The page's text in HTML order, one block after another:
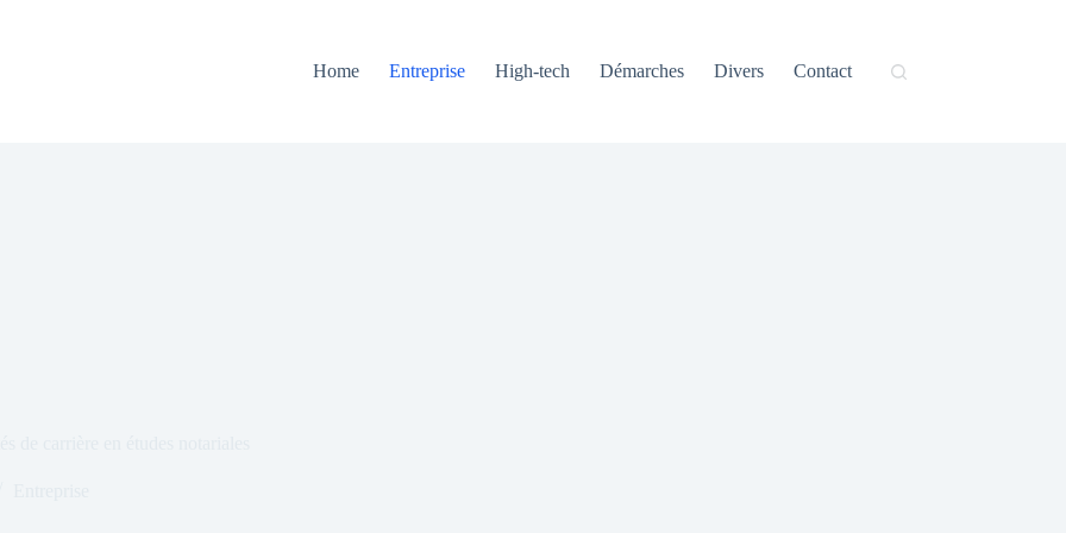
Home
Entreprise High-tech Démarches Divers Contact